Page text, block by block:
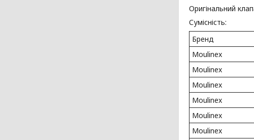
Оригінальний
Сумісність:
Бренд
Moulinex
Moulinex
Moulinex
Moulinex
Moulinex
Moulinex